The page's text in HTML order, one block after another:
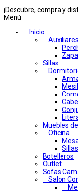
¡Descubre, compra y
Menú
Inicio
Auxiliares
Sillas
Muebles
Oficina
Botelleros
Outlet
Sofas
Salon